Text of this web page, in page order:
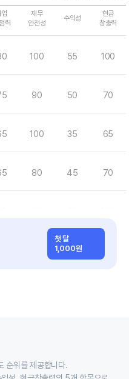
업
력
재무
안전성
수익성
현금
창출력
100 55 100
90 50 70
100 35 65
80 45 70
40
첫 달
1,000원
순위를 제공합니다.